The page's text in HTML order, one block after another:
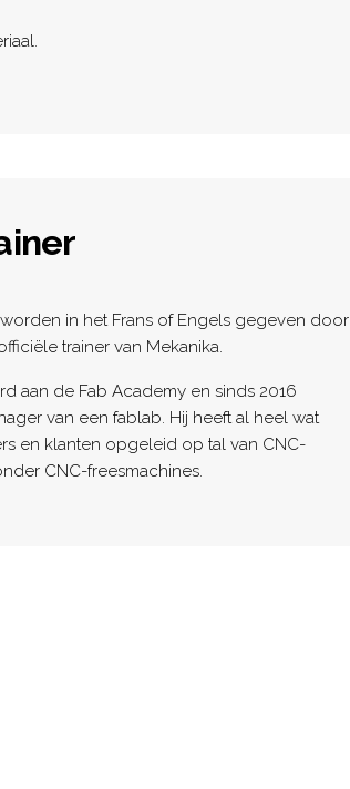
in het Frans of Engels gegeven door
trainer van Mekanika.
aan de Fab Academy en sinds 2016
van een fablab. Hij heeft al heel wat
en klanten opgeleid op tal van CNC-
CNC-freesmachines.